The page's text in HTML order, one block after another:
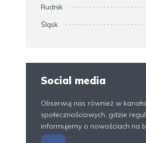
Rudnik
Śląsk
Social media
Obserwuj nas również w
społecznościowych, gdzie
informujemy o nowościach na